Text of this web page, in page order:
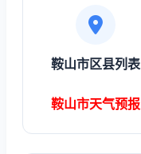
鞍山市区县列表
鞍山市天气预报